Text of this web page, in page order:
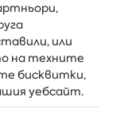
АБОНИРАЙ СЕ
или
на техните
бисквитки,
уебсайт.